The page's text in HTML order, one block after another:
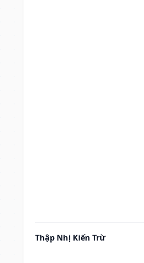
Thập Nhị Kiến Trừ